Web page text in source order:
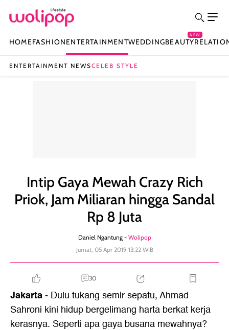
HOMEFASHIONENTERTAINMENTWEDDINGBEAUTY
NEW
ENTERTAINMENT NEWSCELEB STYLE
Intip Gaya Mewah Crazy Rich
Priok, Jam Miliaran hingga Sandal
Rp 8 Juta
Daniel Ngantung - Wolipop
Jumat, 05 Apr 2019 13:22 WIB
30
Jakarta- Dulu tukang semir sepatu, Ahmad
Sahroni kini hidup bergelimang harta berkat kerja
kerasnya. Seperti apa gaya busana mewahnya?